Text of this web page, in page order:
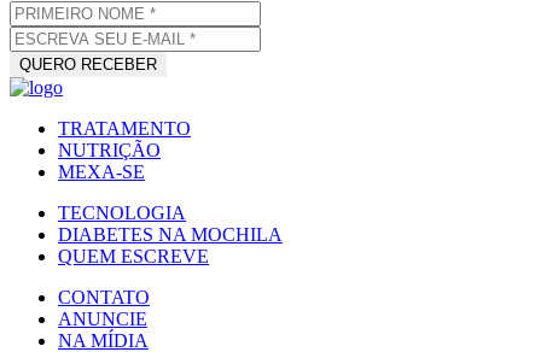
TRATAMENTO
NUTRIÇÃO
MEXA-SE
TECNOLOGIA
DIABETES NA MOCHILA
QUEM ESCREVE
CONTATO
ANUNCIE
NA MÍDIA